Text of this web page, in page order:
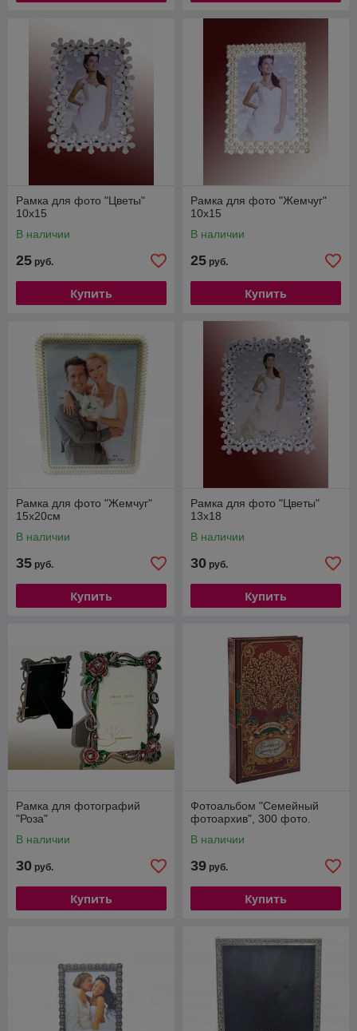
Рамка для фото "Цветы"
10х15
В наличии
25 руб.
Купить
Рамка для фото "Жемчуг"
10х15
В наличии
25 руб.
Купить
Рамка для фото "Жемчуг"
15х20см
В наличии
35 руб.
Купить
Рамка для фото "Цветы"
13х18
В наличии
30 руб.
Купить
Рамка для фотографий
"Роза"
В наличии
30 руб.
Купить
Фотоальбом "Семейный
фотоархив", 300 фото.
В наличии
39 руб.
Купить